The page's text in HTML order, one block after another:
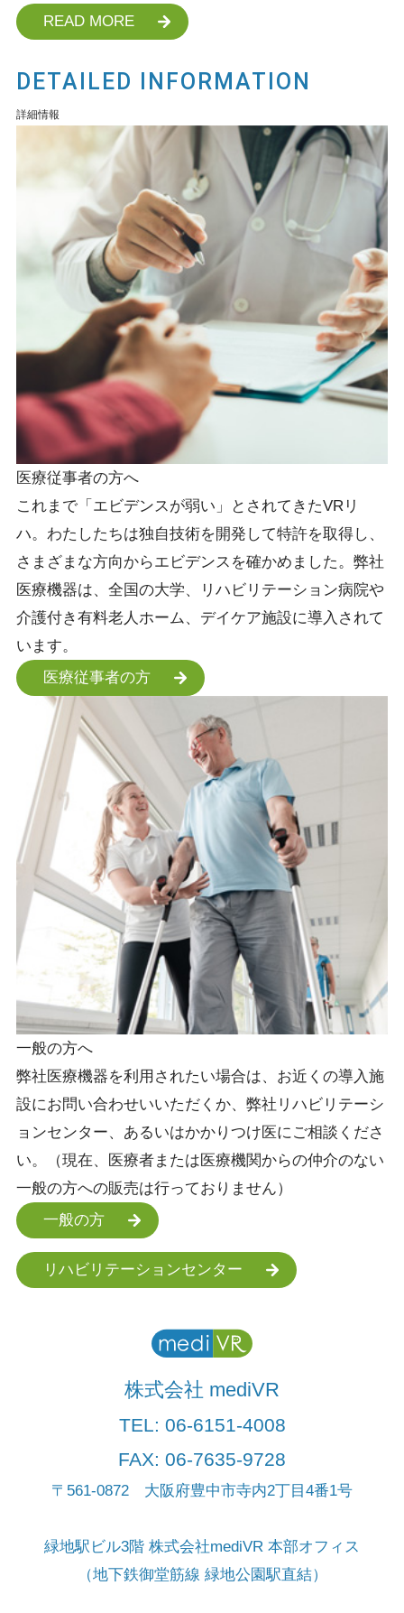
READ MORE
DETAILED INFORMATION
詳細情報
医療従事者の方へ
これまで「エビデンスが弱い」とされてきたVRリ
ハ。わたしたちは独自技術を開発して特許を取得し、
さまざまな方向からエビデンスを確かめました。弊社
医療機器は、全国の大学、リハビリテーション病院や
介護付き有料老人ホーム、デイケア施設に導入されて
います。
医療従事者の方
一般の方へ
弊社医療機器を利用されたい場合は、お近くの導入施
設にお問い合わせいいただくか、弊社リハビリテーシ
ョンセンター、あるいはかかりつけ医にご相談くださ
い。（現在、医療者または医療機関からの仲介のない
一般の方への販売は行っておりません）
一般の方
リハビリテーションセンター
株式会社 mediVR
TEL: 06-6151-4008
FAX: 06-7635-9728
〒561-0872 大阪府豊中市寺内2丁目4番1号
緑地駅ビル3階 株式会社mediVR 本部オフィス
（地下鉄御堂筋線 緑地公園駅直結）